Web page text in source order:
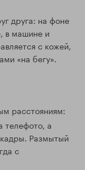
друга: на фоне
в машине и
с кожей,
«на бегу».
расстояниям:
телефото, а
Размытый
с